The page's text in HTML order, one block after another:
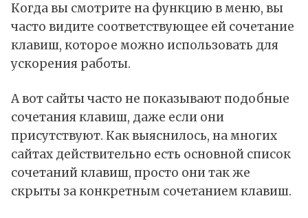
Когда вы смотрите на функцию в меню, вы
часто видите соответствующее ей сочетание
клавиш, которое можно использовать для
ускорения работы.
А вот сайты часто не показывают подобные
сочетания клавиш, даже если они
присутствуют. Как выяснилось, на многих
сайтах действительно есть основной список
сочетаний клавиш, просто они так же
скрыты за конкретным сочетанием клавиш.